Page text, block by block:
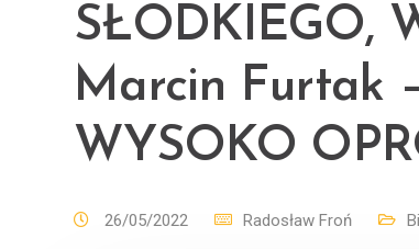
SŁODKIEGO,
Marcin Furtak
WYSOKO
26/05/2022 Radosław Froń